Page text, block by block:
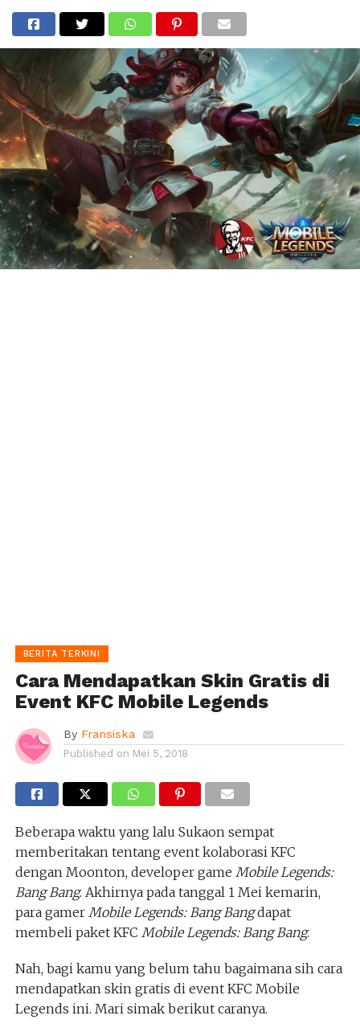
BERITA TERKINI
Cara Mendapatkan Skin Gratis di
Event KFC Mobile Legends
By Fransiska
Published on Mei 5, 2018
Beberapa waktu yang lalu Sukaon sempat
memberitakan tentang event kolaborasi KFC
dengan Moonton, developer game Mobile Legends:
Bang Bang. Akhirnya pada tanggal 1 Mei kemarin,
para gamer Mobile Legends: Bang Bangdapat
membeli paket KFC Mobile Legends: Bang Bang.
Nah, bagi kamu yang belum tahu bagaimana sih cara
mendapatkan skin gratis di event KFC Mobile
Legends ini. Mari simak berikut caranya.